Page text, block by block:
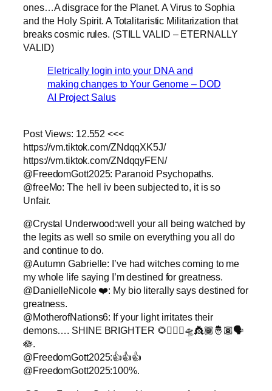
ones…A disgrace for the Planet. A Virus to Sophia
and the Holy Spirit. A Totalitaristic Militarization that
breaks cosmic rules. (STILL VALID – ETERNALLY
VALID)
Eletrically login into your DNA and
making changes to Your Genome – DOD
AI Project Salus
Post Views: 12.552 <<<
https://vm.tiktok.com/ZNdqqXK5J/
https://vm.tiktok.com/ZNdqqyFEN/
@FreedomGott2025: Paranoid Psychopaths.
@freeMo: The hell iv been subjected to, it is so
Unfair.
@Crystal Underwood:well your all being watched by
the legits as well so smile on everything you all do
and continue to do.
@Autumn Gabrielle: I’ve had witches coming to me
my whole life saying I’m destined for greatness.
@DanielleNicole ❤️: My bio literally says destined for
greatness.
@MotherofNations6: If your light irritates their
demons…. SHINE BRIGHTER 🌻🧚🏿‍♀️🛸👸🏾🤴🏾🗣️
🪷.
@FreedomGott2025:👍👍👍
@FreedomGott2025:100%.